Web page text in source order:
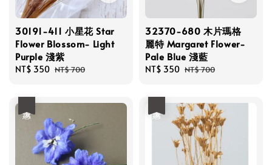
30191-411 小星花 Star
Flower Blossom- Light
Purple 淺紫
Sale
NT$ 350 Regular
NT$ 700
32370-680 木片瑪格
麗特 Margaret Flower-
Pale Blue 淺藍
Sale
NT$ 350 Regular
NT$ 700